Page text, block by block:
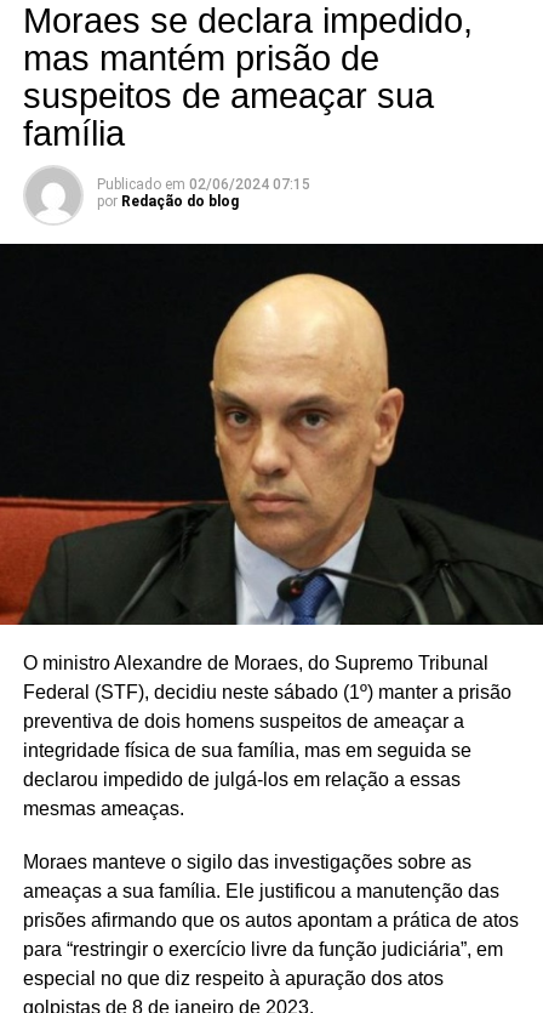
Moraes se declara impedido,
mas mantém prisão de
suspeitos de ameaçar sua
família
Publicado em 02/06/2024 07:15
por Redação do blog
O ministro Alexandre de Moraes, do Supremo Tribunal
Federal (STF), decidiu neste sábado (1º) manter a prisão
preventiva de dois homens suspeitos de ameaçar a
integridade física de sua família, mas em seguida se
declarou impedido de julgá-los em relação a essas
mesmas ameaças.
Moraes manteve o sigilo das investigações sobre as
ameaças a sua família. Ele justificou a manutenção das
prisões afirmando que os autos apontam a prática de atos
para “restringir o exercício livre da função judiciária”, em
especial no que diz respeito à apuração dos atos
golpistas de 8 de janeiro de 2023.